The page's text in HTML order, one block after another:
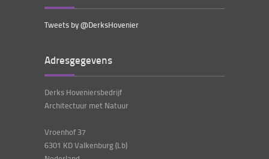
Tweets by @DerksHovenier
Adresgegevens
Derks Hoveniersbedrijf
Architectuur met Natuur
Vroenhof 37
6301 KD Valkenburg (Lb)